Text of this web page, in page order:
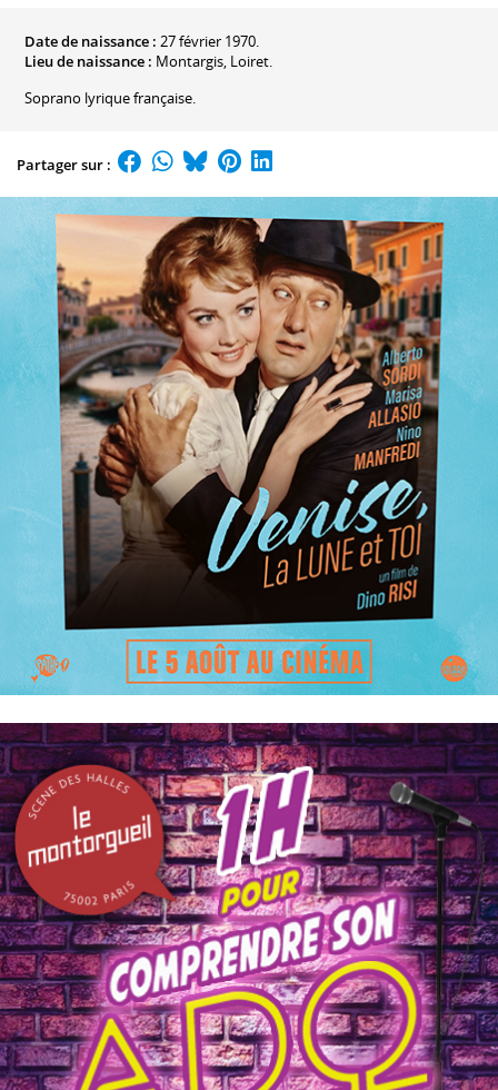
Date de naissance : 27 février 1970.
Lieu de naissance : Montargis, Loiret.
Soprano lyrique française.
Partager sur :